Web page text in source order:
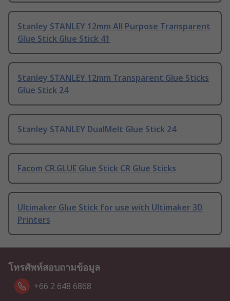
Stanley STANLEY 12mm All Purpose Transparent
Glue Stick Glue Stick 41
Stanley STANLEY 12mm Transparent Glue Sticks
Glue Stick 24
Stanley STANLEY DualMelt Glue Stick 24
Facom CR.GLUE Glue Stick CR Glue Sticks
Ultimaker Glue Stick for use with Ultimaker 3D
Printers
โทรศัพท์สอบถามข้อมูล
+66 2 648 6868